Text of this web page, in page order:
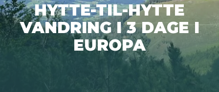
HYTTE-TIL-HYTTE
VANDRING I 3 DAGE I
EUROPA